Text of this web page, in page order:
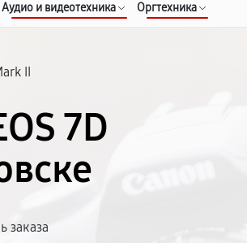
Аудио и видеотехника Оргтехника
II
7D
заказа